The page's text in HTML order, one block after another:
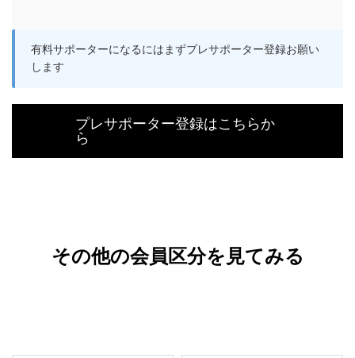
有料サポーターになるにはまずプレサポーター登録お願い
します
プレサポーター登録はこちらか
ら
その他の会員区分を見てみる